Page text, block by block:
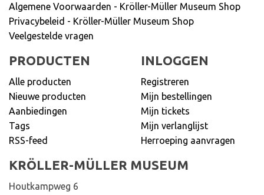
Algemene Voorwaarden - Kröller-Müller Museum Shop
Privacybeleid - Kröller-Müller Museum Shop
Veelgestelde vragen
PRODUCTEN
Alle producten
Nieuwe producten
Aanbiedingen
Tags
RSS-feed
INLOGGEN
Registreren
Mijn bestellingen
Mijn tickets
Mijn verlanglijst
Herroeping aanvragen
KRÖLLER-MÜLLER MUSEUM
Houtkampweg 6